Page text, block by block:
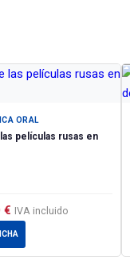
ORAL
películas rusas en
€ IVA incluido